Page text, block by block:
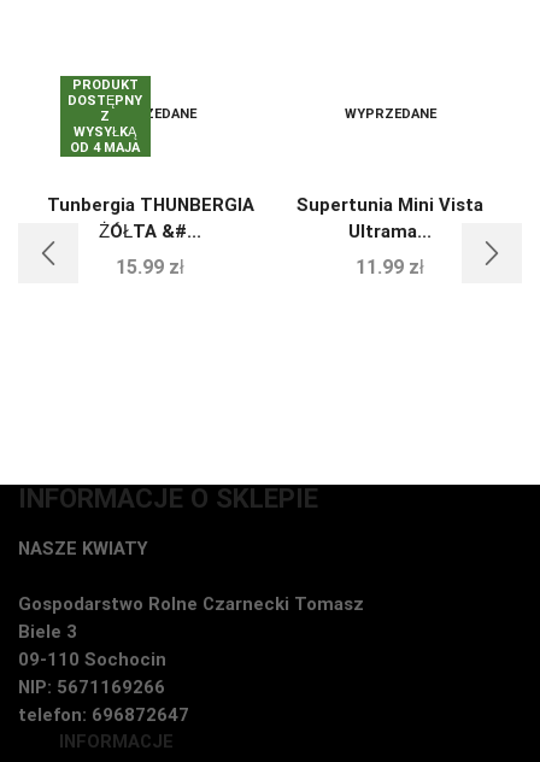
PRODUKT
DOSTĘPNY
Z
WYSYŁKĄ
OD 4 MAJA
WYPRZEDANE
Tunbergia THUNBERGIA
ŻÓŁTA &#...
15.99 zł
WYPRZEDANE
Supertunia Mini Vista
Ultrama...
11.99 zł
INFORMACJE O SKLEPIE
NASZE KWIATY
Gospodarstwo Rolne Czarnecki Tomasz
Biele 3
09-110 Sochocin
NIP: 5671169266
telefon: 696872647
INFORMACJE